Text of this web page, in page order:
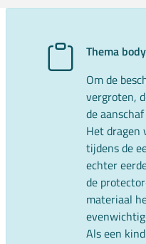
Thema
Om de
vergroten,
de
Het dragen
tijdens de
echter
de
materiaal
Als een